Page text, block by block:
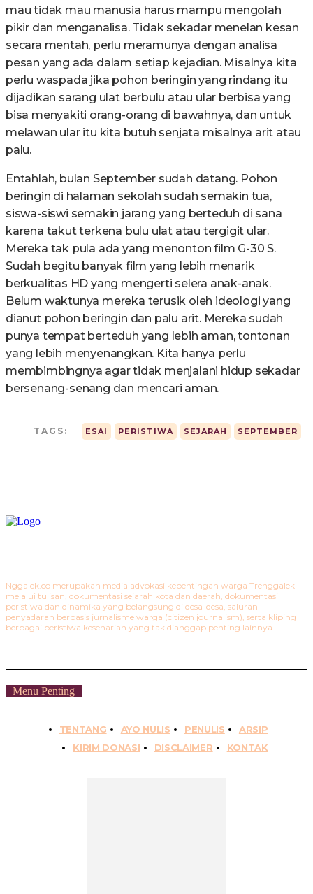
mau tidak mau manusia harus mampu mengolah
pikir dan menganalisa. Tidak sekadar menelan kesan
secara mentah, perlu meramunya dengan analisa
pesan yang ada dalam setiap kejadian. Misalnya kita
perlu waspada jika pohon beringin yang rindang itu
dijadikan sarang ulat berbulu atau ular berbisa yang
bisa menyakiti orang-orang di bawahnya, dan untuk
melawan ular itu kita butuh senjata misalnya arit atau
palu.
Entahlah, bulan September sudah datang. Pohon
beringin di halaman sekolah sudah semakin tua,
siswa-siswi semakin jarang yang berteduh di sana
karena takut terkena bulu ulat atau tergigit ular.
Mereka tak pula ada yang menonton film G-30 S.
Sudah begitu banyak film yang lebih menarik
berkualitas HD yang mengerti selera anak-anak.
Belum waktunya mereka terusik oleh ideologi yang
dianut pohon beringin dan palu arit. Mereka sudah
punya tempat berteduh yang lebih aman, tontonan
yang lebih menyenangkan. Kita hanya perlu
membimbingnya agar tidak menjalani hidup sekadar
bersenang-senang dan mencari aman.
TAGS: ESAI PERISTIWA SEJARAH SEPTEMBER
Nggalek.co merupakan media advokasi kepentingan warga Trenggalek
melalui tulisan, dokumentasi sejarah kota dan daerah, dokumentasi
peristiwa dan dinamika yang belangsung di desa-desa, saluran
penyadaran berbasis jurnalisme warga (citizen journalism), serta kliping
berbagai peristiwa keseharian yang tak dianggap penting lainnya.
Menu Penting
TENTANG AYO NULIS PENULIS
ARSIP
KIRIM DONASI
DISCLAIMER KONTAK